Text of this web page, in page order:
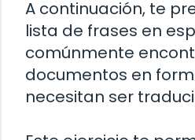
A continuación, te
lista de frases en
comúnmente
documentos en
necesitan ser